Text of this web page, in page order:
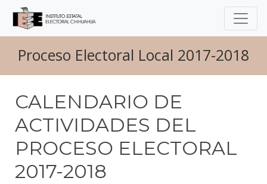
Proceso Electoral Local 2017-2018
CALENDARIO DE
ACTIVIDADES DEL
PROCESO ELECTORAL
2017-2018